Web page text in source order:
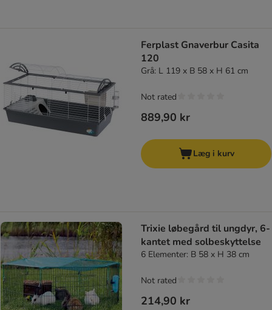
Ferplast Gnaverbur Casita
120
Grå: L 119 x B 58 x H 61 cm
889,90 kr
Not rated
Læg i kurv
Trixie løbegård til ungdyr, 6-
kantet med solbeskyttelse
6 Elementer: B 58 x H 38 cm
214,90 kr
Not rated